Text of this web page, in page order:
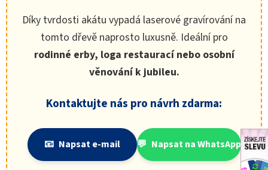
Díky tvrdosti akátu vypadá laserové gravírování na
tomto dřevě naprosto luxusně. Ideální pro
rodinné erby, loga restaurací nebo osobní
věnování k jubileu.
Kontaktujte nás pro návrh zdarma:
📧 Napsat e-mail 💬 Napsat na WhatsApp